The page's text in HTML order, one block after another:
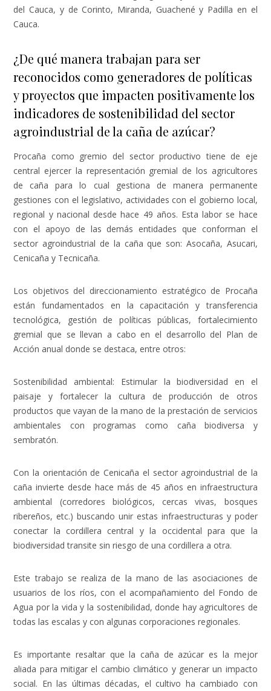
del Cauca, y de Corinto, Miranda, Guachené y Padilla en el
Cauca.
¿De qué manera trabajan para ser
reconocidos como generadores de políticas
y proyectos que impacten positivamente los
indicadores de sostenibilidad del sector
agroindustrial de la caña de azúcar?
Procaña como gremio del sector productivo tiene de eje
central ejercer la representación gremial de los agricultores
de caña para lo cual gestiona de manera permanente
gestiones con el legislativo, actividades con el gobierno local,
regional y nacional desde hace 49 años. Esta labor se hace
con el apoyo de las demás entidades que conforman el
sector agroindustrial de la caña que son: Asocaña, Asucari,
Cenicaña y Tecnicaña.
Los objetivos del direccionamiento estratégico de Procaña
están fundamentados en la capacitación y transferencia
tecnológica, gestión de políticas públicas, fortalecimiento
gremial que se llevan a cabo en el desarrollo del Plan de
Acción anual donde se destaca, entre otros:
Sostenibilidad ambiental: Estimular la biodiversidad en el
paisaje y fortalecer la cultura de producción de otros
productos que vayan de la mano de la prestación de servicios
ambientales con programas como caña biodiversa y
sembratón.
Con la orientación de Cenicaña el sector agroindustrial de la
caña invierte desde hace más de 45 años en infraestructura
ambiental (corredores biológicos, cercas vivas, bosques
ribereños, etc.) buscando unir estas infraestructuras y poder
conectar la cordillera central y la occidental para que la
biodiversidad transite sin riesgo de una cordillera a otra.
Este trabajo se realiza de la mano de las asociaciones de
usuarios de los ríos, con el acompañamiento del Fondo de
Agua por la vida y la sostenibilidad, donde hay agricultores de
todas las escalas y con algunas corporaciones regionales.
Es importante resaltar quela caña de azúcar es la mejor
aliada para mitigar el cambio climático y generar un impacto
social. En las últimas décadas, el cultivo ha cambiado con